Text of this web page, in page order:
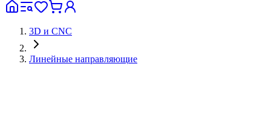
3D и CNC
Линейные направляющие